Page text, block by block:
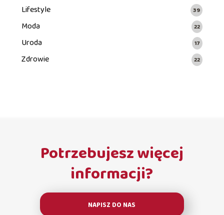
Lifestyle 39
Moda 22
Uroda 17
Zdrowie 22
Potrzebujesz więcej
informacji?
NAPISZ DO NAS